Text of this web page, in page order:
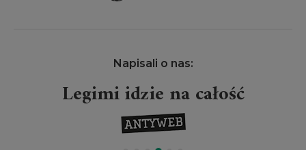
Napisali o nas:
Legimi idzie na całość